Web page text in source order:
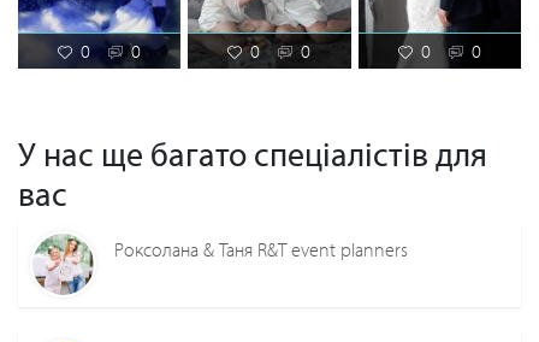
0 0 0 0 0 0
У нас ще багато спеціалістів для
вас
Роксолана & Таня R&T event planners